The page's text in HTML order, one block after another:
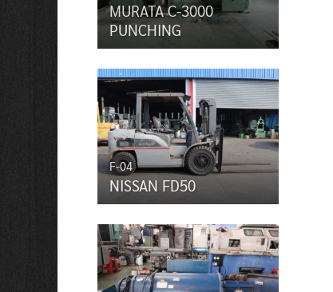
MURATA C-3000
PUNCHING
F-04
NISSAN FD50